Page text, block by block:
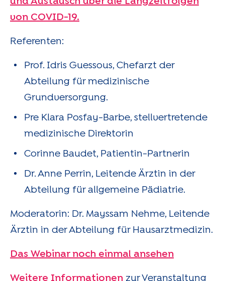
von COVID-19.
Referenten:
Prof. Idris Guessous, Chefarzt der
Abteilung für medizinische
Grundversorgung.
Pre Klara Posfay-Barbe, stellvertretende
medizinische Direktorin
Corinne Baudet, Patientin-Partnerin
Dr. Anne Perrin, Leitende Ärztin in der
Abteilung für allgemeine Pädiatrie.
Moderatorin: Dr. Mayssam Nehme, Leitende
Ärztin in der Abteilung für Hausarztmedizin.
Das Webinar noch einmal ansehen
Weitere Informationen zur Veranstaltung